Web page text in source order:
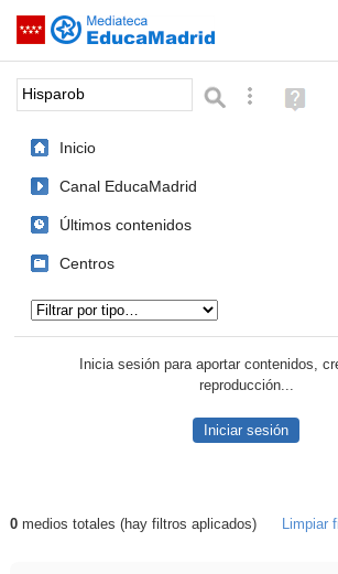
Saltar navegación
Palabra o frase: BúsquedaAyuda
(en
Inicio
Canal EducaMadrid
Últimos contenidos
Centros
Inicia sesión para aportar contenidos,
reproducción...
Iniciar sesión
Resultados de: Hisparob
0medios totales (hay filtros aplicados) Limpiar